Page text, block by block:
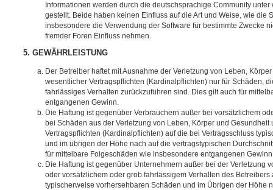
Informationen werden durch die deutschsprachige Community
gestellt. Beide haben keinen Einfluss auf die Art und Weise, wie die
insbesondere die Verwendung der Software für bestimmte Zwecke
fremder Foren Einfluss nehmen.
5. GEWÄHRLEISTUNG
Der Betreiber haftet mit Ausnahme der Verletzung von Leben,
wesentlicher Vertragspflichten (Kardinalpflichten) nur für Schäden,
fahrlässiges Verhalten zurückzuführen sind. Dies gilt auch für
entgangenen Gewinn.
Die Haftung ist gegenüber Verbrauchern außer bei vorsätzlichem
bei Schäden aus der Verletzung von Leben, Körper und
Vertragspflichten (Kardinalpflichten) auf die bei Vertragsschluss
und im übrigen der Höhe nach auf die vertragstypischen
für mittelbare Folgeschäden wie insbesondere entgangenen
Die Haftung ist gegenüber Unternehmern außer bei der Verletzung
oder vorsätzlichem oder grob fahrlässigem Verhalten des Betreibers
typischerweise vorhersehbaren Schäden und im Übrigen der Höhe